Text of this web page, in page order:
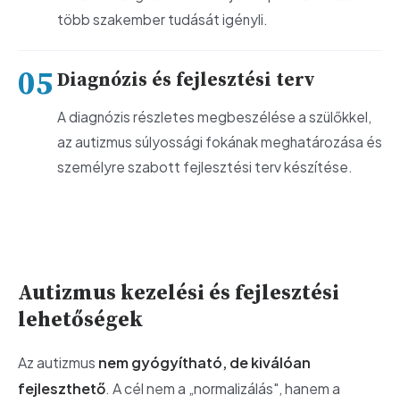
több szakember tudását igényli.
Diagnózis és fejlesztési terv
A diagnózis részletes megbeszélése a szülőkkel,
az autizmus súlyossági fokának meghatározása és
személyre szabott fejlesztési terv készítése.
Autizmus kezelési és fejlesztési
lehetőségek
Az autizmus nem gyógyítható, de kiválóan
fejleszthető. A cél nem a „normalizálás", hanem a